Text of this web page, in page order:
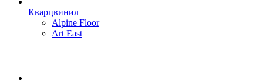
Кварцвинил
Alpine Floor
Art East